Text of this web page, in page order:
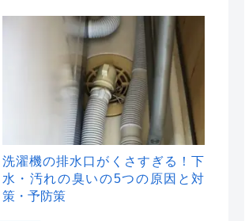
洗濯機の排水口がくさすぎる！下
水・汚れの臭いの5つの原因と対
策・予防策